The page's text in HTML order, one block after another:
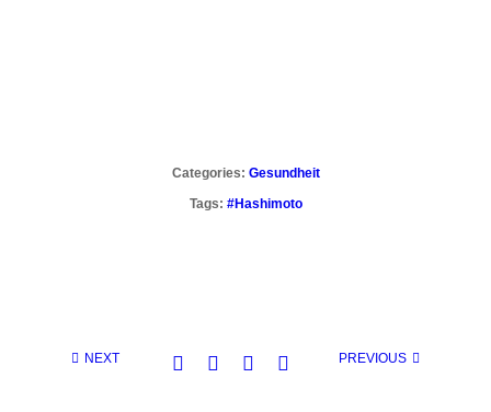
Categories: Gesundheit
Tags: #Hashimoto
NEXT PREVIOUS